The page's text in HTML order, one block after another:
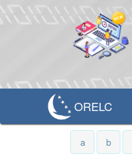
ORELC
a b